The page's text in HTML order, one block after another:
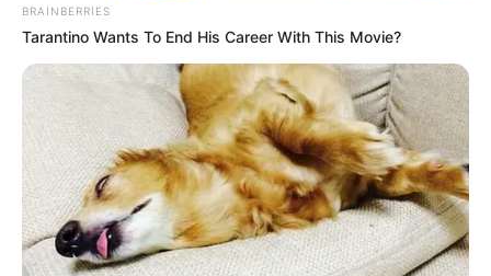
08:57 / 06 Avqust 2026 CƏMİYYƏT
Bakıda 3 istiqamətdəTIXAC VAR
BRAINBERRIES
Tarantino Wants To End His Career With This Movie?